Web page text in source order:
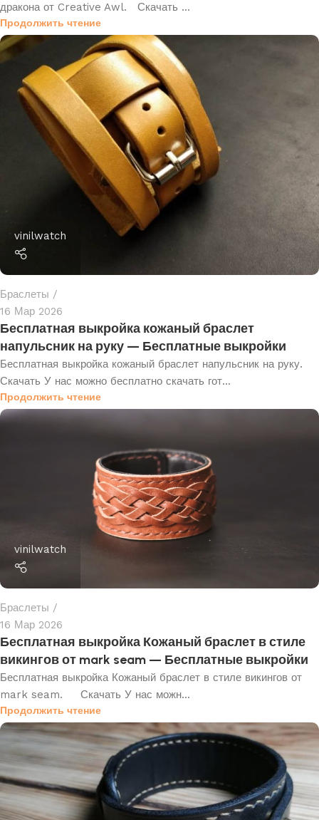
дракона от Creative Awl. Скачать ...
Продолжить чтение
vinilwatch
Браслеты
16 Мар 2026
Бесплатная выкройка кожаный браслет
напульсник на руку — Бесплатные выкройки
Бесплатная выкройка кожаный браслет напульсник на руку.
Скачать У нас можно бесплатно скачать гот...
Продолжить чтение
vinilwatch
Браслеты
16 Мар 2026
Бесплатная выкройка Кожаный браслет в стиле
викингов от mark seam — Бесплатные выкройки
Бесплатная выкройка Кожаный браслет в стиле викингов от
mark seam. Скачать У нас можн...
Продолжить чтение